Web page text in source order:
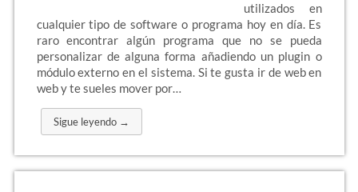
utilizados en
cualquier tipo de software o programa hoy en día. Es
raro encontrar algún programa que no se pueda
personalizar de alguna forma añadiendo un plugin o
módulo externo en el sistema. Si te gusta ir de web en
web y te sueles mover por…
Sigue leyendo →